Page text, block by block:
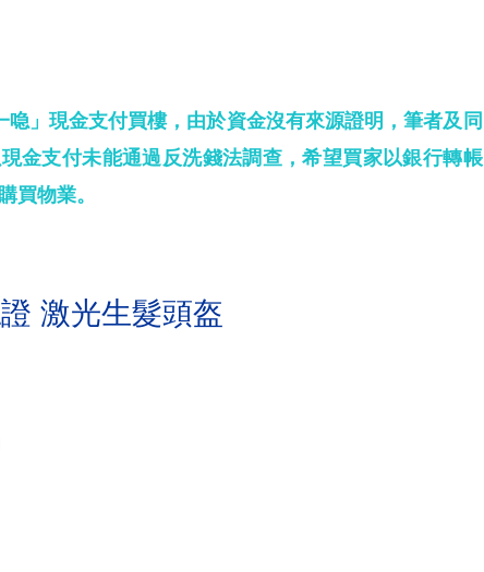
喼」現金支付買樓，由於資金沒有來源證明，筆者及同
金支付未能通過反洗錢法調查，希望買家以銀行轉帳
買物業。
激光生髮頭盔